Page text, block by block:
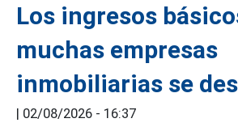
Los ingresos
muchas empresas
inmobiliarias se
| 02/08/2026 - 16:37